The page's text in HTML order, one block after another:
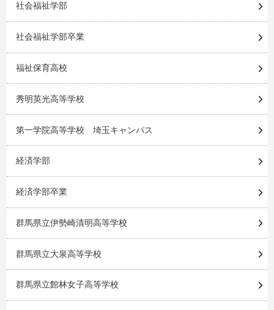
社会福祉学部
社会福祉学部卒業
福祉保育高校
秀明英光高等学校
第一学院高等学校 埼玉キャンパス
経済学部
経済学部卒業
群馬県立伊勢崎清明高等学校
群馬県立大泉高等学校
群馬県立館林女子高等学校